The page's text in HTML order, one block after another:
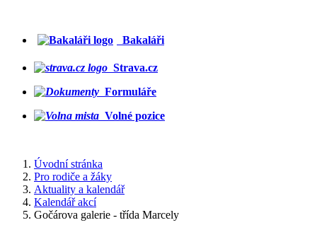
Bakaláři
Strava.cz
Formuláře
Volné pozice
Úvodní stránka
Pro rodiče a žáky
Aktuality a kalendář
Kalendář akcí
Gočárova galerie - třída Marcely